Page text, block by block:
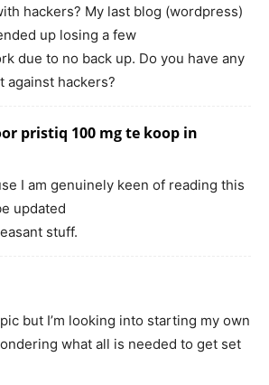
hackers? My last blog (wordpress)
up losing a few
due to no back up. Do you have any
against hackers?
pristiq 100 mg te koop in
I am genuinely keen of reading this
updated
stuff.
but I’m looking into starting my own
what all is needed to get set